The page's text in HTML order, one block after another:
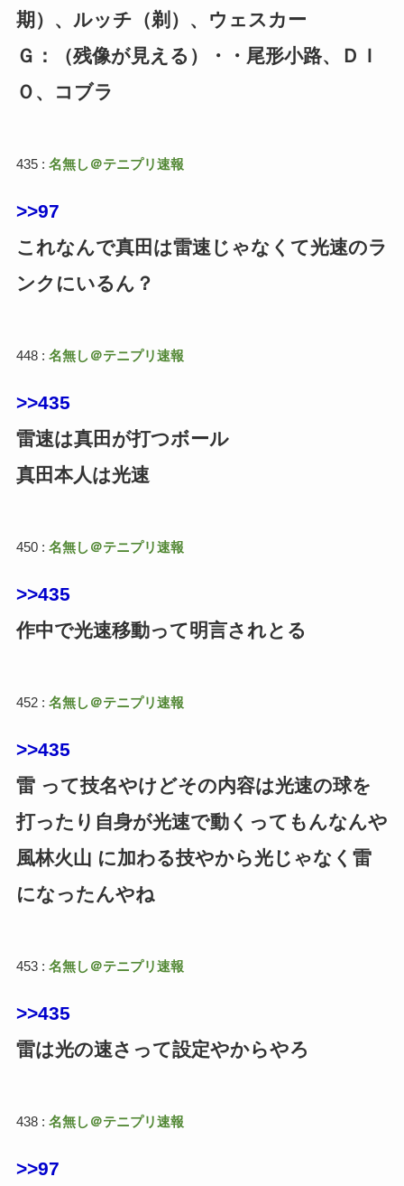
期）、ルッチ（剃）、ウェスカー
Ｇ：（残像が見える）・・尾形小路、ＤＩ
Ｏ、コブラ
435 : 名無し＠テニプリ速報
>>97
これなんで真田は雷速じゃなくて光速のラ
ンクにいるん？
448 : 名無し＠テニプリ速報
>>435
雷速は真田が打つボール
真田本人は光速
450 : 名無し＠テニプリ速報
>>435
作中で光速移動って明言されとる
452 : 名無し＠テニプリ速報
>>435
雷 って技名やけどその内容は光速の球を
打ったり自身が光速で動くってもんなんや
風林火山 に加わる技やから光じゃなく雷
になったんやね
453 : 名無し＠テニプリ速報
>>435
雷は光の速さって設定やからやろ
438 : 名無し＠テニプリ速報
>>97